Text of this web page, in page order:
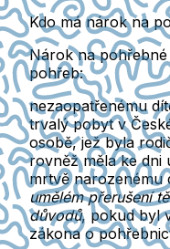
Kdo má nárok na
Nárok na
pohřeb:
nezaopatřenému
trvalý pobyt v
osobě, jež byla
rovněž měla ke dni
mrtvě narozenému
umělém přerušení
důvodů, pokud byl
zákona o